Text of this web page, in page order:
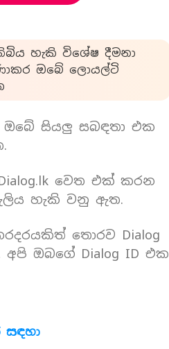
හැකි විශේෂ දීමනා
ඔබේ ලොයල්ටි
සියලු සබඳතා එක
වෙත එක් කරන
හැකි වනු ඇත.
තොරව Dialog
ඔබගේ Dialog ID එක
සඳහා